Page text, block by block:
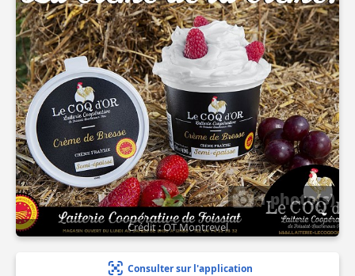
1 photo(s)
Crédit : OT Montrevel
Consulter sur l'application